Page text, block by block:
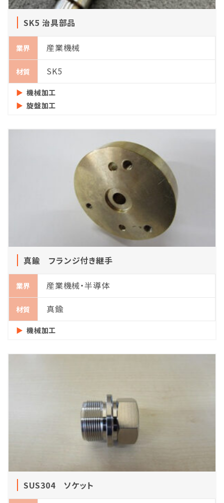
SK5 治具部品
業界 産業機械
材質 SK5
機械加工
旋盤加工
真鍮 フランジ付き継手
業界 産業機械・半導体
材質 真鍮
機械加工
SUS304 ソケット